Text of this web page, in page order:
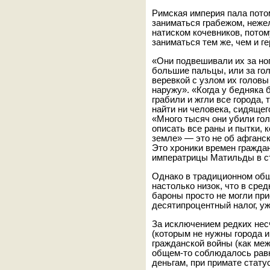
Римская империя пала
заниматься грабежом,
натиском кочевников,
заниматься тем же, чем и
«Они подвешивали их за
большие пальцы, или за
веревкой с узлом их
наружу». «Когда у бедняка
грабили и жгли все города,
найти ни человека,
«Много тысяч они убили
описать все раны и пытки,
земле» — это не об
Это хроники времен
императрицы Матильды в
Однако в традиционном
настолько низок, что в
бароны просто не могли
десятипроцентный налог,
За исключением редких
(которым не нужны города
гражданской войны (как
общем-то соблюдалось
деньгам, при примате